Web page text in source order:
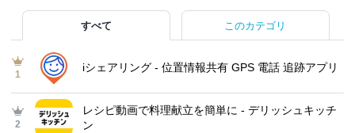
すべて このカテゴリ
1
iシェアリング - 位置情報共有 GPS 電話 追跡アプリ
2
レシピ動画で料理献立を簡単‪に - デリッシュキッチ
ン